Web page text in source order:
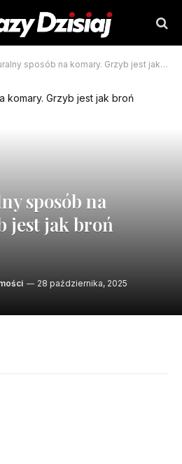
sposób na komary. Grzyb jest jak broń biologiczna
sposób na
jest jak broń
28 października, 2025